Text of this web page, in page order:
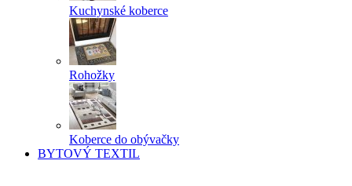
Kuchynské koberce
Rohožky
Koberce do obývačky
BYTOVÝ TEXTIL